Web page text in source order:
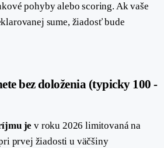
pohyby alebo scoring. Ak vaše
sume, žiadosť bude
bez doloženia (typicky 100 -
je v roku 2026 limitovaná na
prvej žiadosti u väčšiny